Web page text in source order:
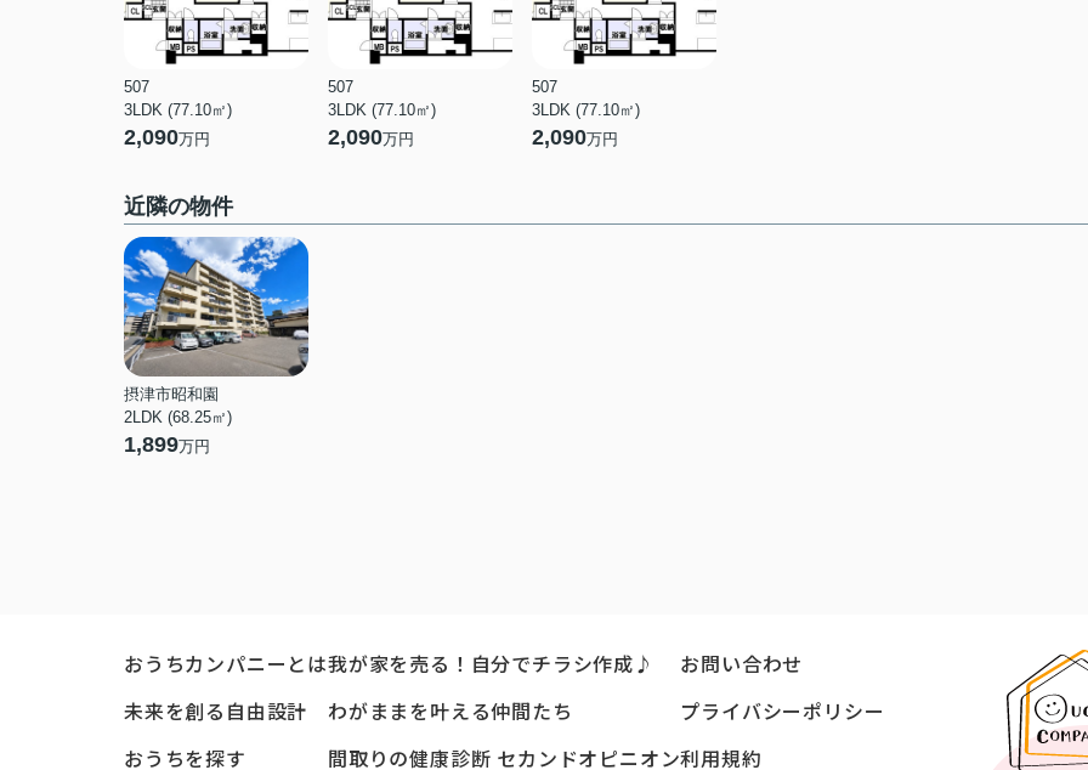
507
3LDK (77.10㎡)
2,090万円
507
3LDK (77.10㎡)
2,090万円
507
3LDK (77.10㎡)
2,090万円
近隣の物件
摂津市昭和園
2LDK (68.25㎡)
1,899万円
おうちカンパニーとは
未来を創る自由設計
おうちを探す
我が家を売る！自分でチラシ作成♪
わがままを叶える仲間たち
間取りの健康診断 セカンドオピニオン
お問い合わせ
プライバシーポリシー
利用規約